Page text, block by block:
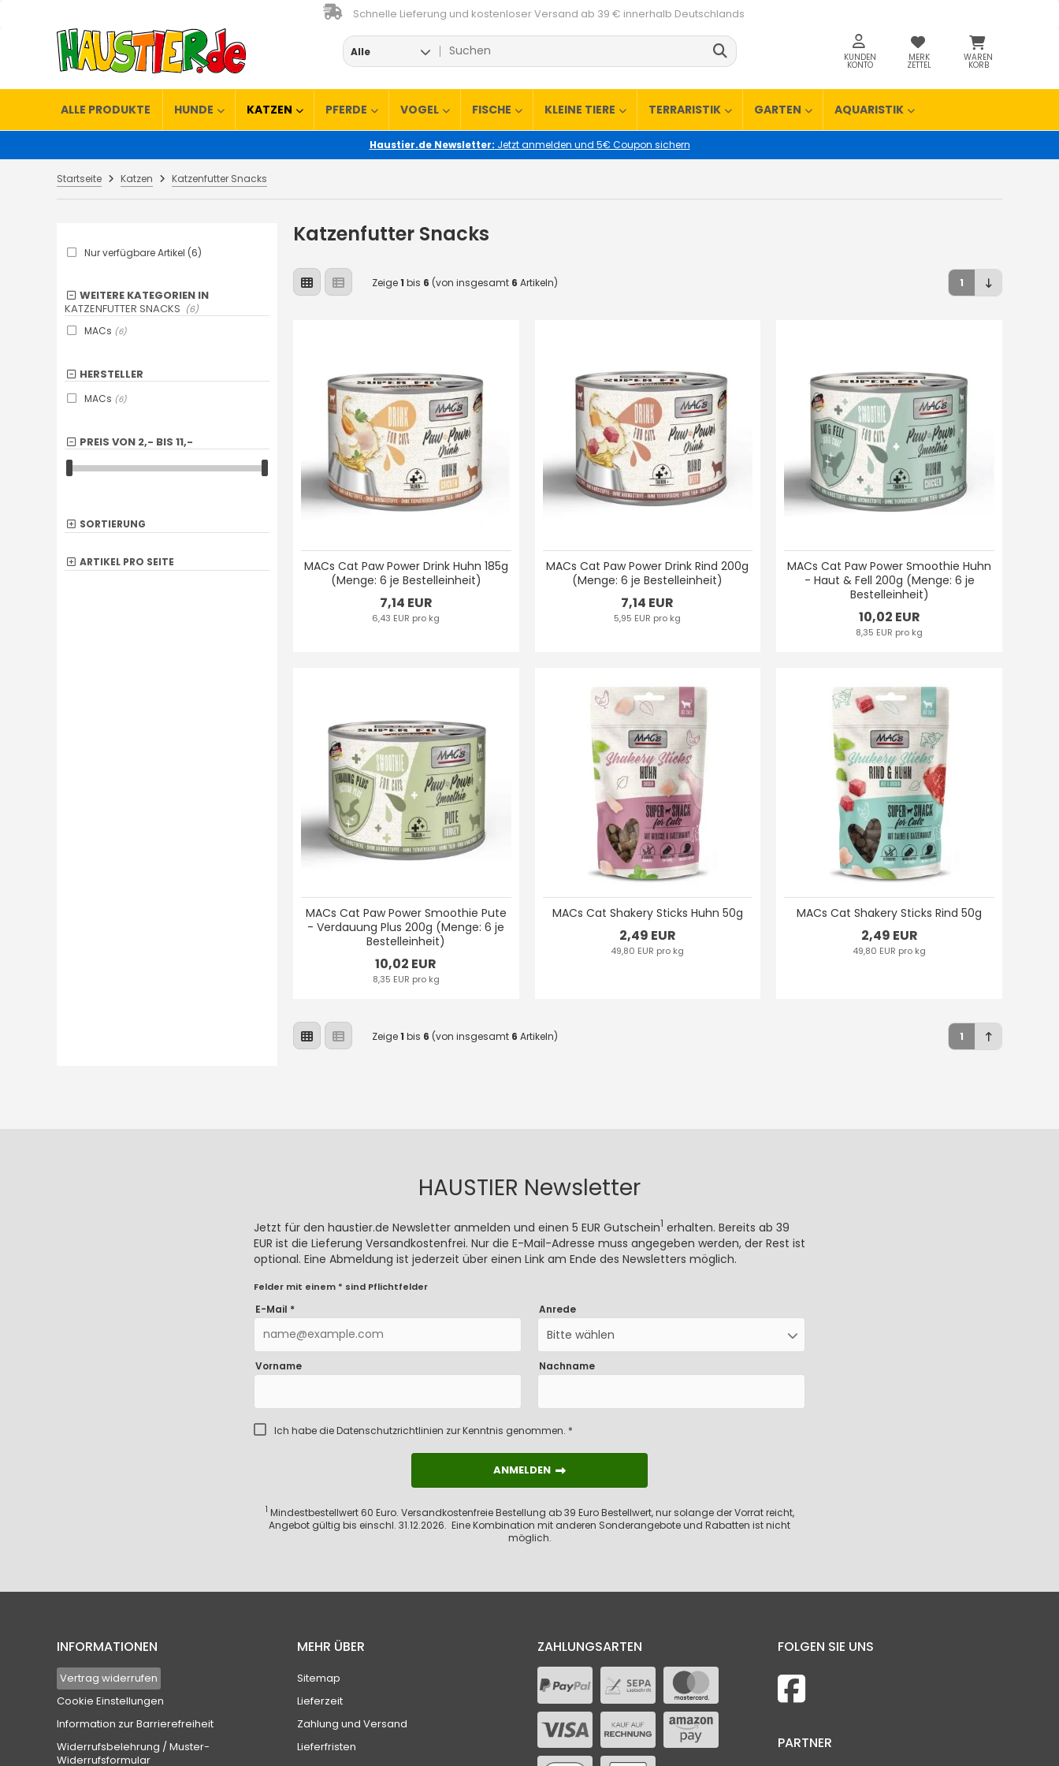
Schnelle Lieferung und kostenloser Versand ab 39 € innerhalb Deutschlands
Alle KUNDEN
KONTO
MERK
ZETTEL
WAREN
KORB
ALLE PRODUKTE HUNDE KATZEN PFERDE VOGEL FISCHE KLEINE TIERE TERRARISTIK GARTEN AQUARISTIK
Haustier.de Newsletter: Jetzt anmelden und 5€ Coupon sichern
Startseite Katzen Katzenfutter Snacks
Nur verfügbare Artikel (6)
WEITERE KATEGORIEN IN
KATZENFUTTER SNACKS (6)
MACs (6)
HERSTELLER
MACs (6)
PREIS VON 2,- BIS 11,-
SORTIERUNG
ARTIKEL PRO SEITE
Katzenfutter Snacks
Zeige1 bis 6 (von insgesamt 6 Artikeln) 1
MACs Cat Paw Power Drink Huhn 185g
(Menge: 6 je Bestelleinheit)
7,14 EUR
6,43 EUR pro kg
MACs Cat Paw Power Drink Rind 200g
(Menge: 6 je Bestelleinheit)
7,14 EUR
5,95 EUR pro kg
MACs Cat Paw Power Smoothie Huhn
- Haut & Fell 200g (Menge: 6 je
Bestelleinheit)
10,02 EUR
8,35 EUR pro kg
MACs Cat Paw Power Smoothie Pute
- Verdauung Plus 200g (Menge: 6 je
Bestelleinheit)
10,02 EUR
8,35 EUR pro kg
MACs Cat Shakery Sticks Huhn 50g
2,49 EUR
49,80 EUR pro kg
MACs Cat Shakery Sticks Rind 50g
2,49 EUR
49,80 EUR pro kg
Zeige1 bis 6 (von insgesamt 6 Artikeln) 1
HAUSTIER Newsletter
Jetzt für den haustier.de Newsletter anmelden und einen 5 EUR Gutschein1 erhalten. Bereits ab 39
EUR ist die Lieferung Versandkostenfrei. Nur die E-Mail-Adresse muss angegeben werden, der Rest ist
optional. Eine Abmeldung ist jederzeit über einen Link am Ende des Newsletters möglich.
Felder mit einem * sind Pflichtfelder
E-Mail * Anrede
Bitte wählen
Vorname Nachname
Ich habe dieDatenschutzrichtlinien zur Kenntnis genommen. *
ANMELDEN
ANMELDEN
1 Mindestbestellwert 60 Euro. Versandkostenfreie Bestellung ab 39 Euro Bestellwert, nur solange der Vorrat reicht,
Angebot gültig bis einschl. 31.12.2026. Eine Kombination mit anderen Sonderangebote und Rabatten ist nicht
möglich.
INFORMATIONEN
Vertrag widerrufen
Cookie Einstellungen
Information zur Barrierefreiheit
Widerrufsbelehrung / Muster-
Widerrufsformular
MEHR ÜBER
Sitemap
Lieferzeit
Zahlung und Versand
Lieferfristen
ZAHLUNGSARTEN FOLGEN SIE UNS
PARTNER